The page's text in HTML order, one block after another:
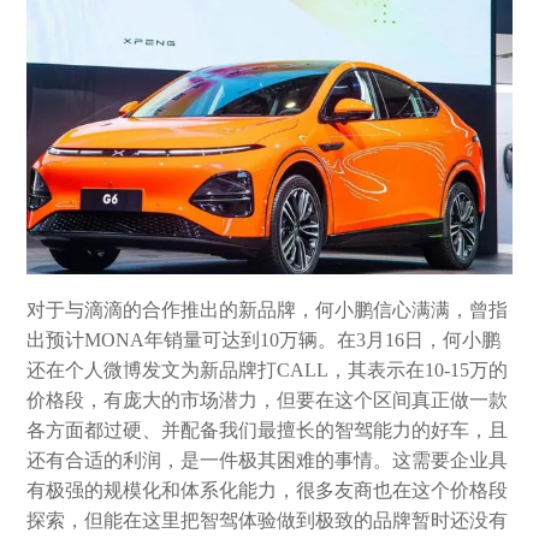
对于与滴滴的合作推出的新品牌，何小鹏信心满满，曾指
出预计MONA年销量可达到10万辆。在3月16日，何小鹏
还在个人微博发文为新品牌打CALL，其表示在10-15万的
价格段，有庞大的市场潜力，但要在这个区间真正做一款
各方面都过硬、并配备我们最擅长的智驾能力的好车，且
还有合适的利润，是一件极其困难的事情。这需要企业具
有极强的规模化和体系化能力，很多友商也在这个价格段
探索，但能在这里把智驾体验做到极致的品牌暂时还没有